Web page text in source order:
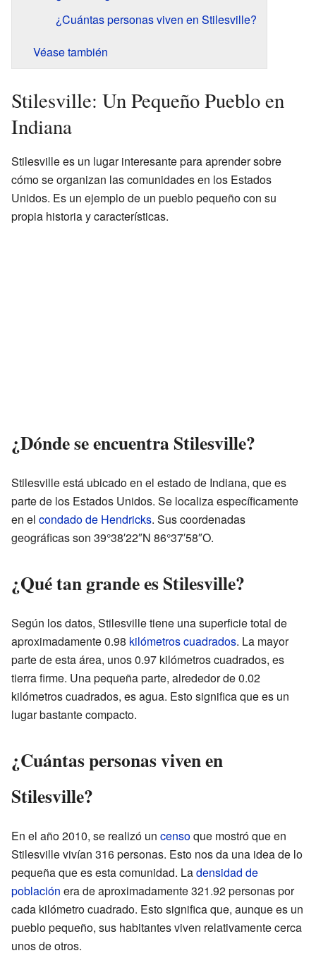
¿Cuántas personas viven en Stilesville?
Véase también
Stilesville: Un Pequeño Pueblo en
Indiana
Stilesville es un lugar interesante para aprender sobre
cómo se organizan las comunidades en los Estados
Unidos. Es un ejemplo de un pueblo pequeño con su
propia historia y características.
¿Dónde se encuentra Stilesville?
Stilesville está ubicado en el estado de Indiana, que es
parte de los Estados Unidos. Se localiza específicamente
en el condado de Hendricks. Sus coordenadas
geográficas son 39°38′22″N 86°37′58″O.
¿Qué tan grande es Stilesville?
Según los datos, Stilesville tiene una superficie total de
aproximadamente 0.98 kilómetros cuadrados. La mayor
parte de esta área, unos 0.97 kilómetros cuadrados, es
tierra firme. Una pequeña parte, alrededor de 0.02
kilómetros cuadrados, es agua. Esto significa que es un
lugar bastante compacto.
¿Cuántas personas viven en
Stilesville?
En el año 2010, se realizó un censoque mostró que en
Stilesville vivían 316 personas. Esto nos da una idea de lo
pequeña que es esta comunidad. Ladensidad de
población era de aproximadamente 321.92 personas por
cada kilómetro cuadrado. Esto significa que, aunque es un
pueblo pequeño, sus habitantes viven relativamente cerca
unos de otros.